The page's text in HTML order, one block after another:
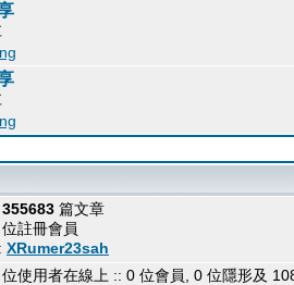
355683 篇文章
位註冊會員
XRumer23sah
位使用者在線上 :: 0 位會員, 0 位隱形及